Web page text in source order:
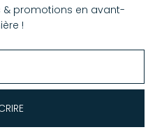
& promotions en avant-
!